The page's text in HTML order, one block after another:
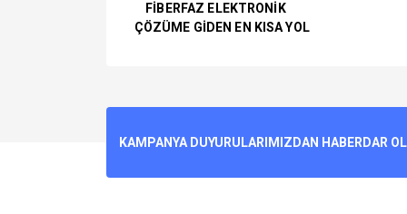
FİBERFAZ ELEKTRONİK
ÇÖZÜME GİDEN EN KISA YOL
Ürün resmi kalitesiz, bozuk veya
KAMPANYA DUYURULARIMIZDAN HABERDAR